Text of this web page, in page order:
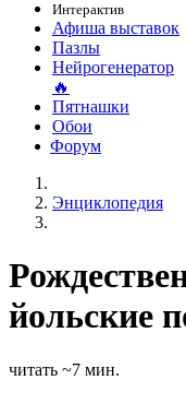
Интерактив
Афиша выставок
Пазлы
Нейрогенератор
🔥
Пятнашки
Обои
Форум
Энциклопедия
йольские
читать ~7 мин.